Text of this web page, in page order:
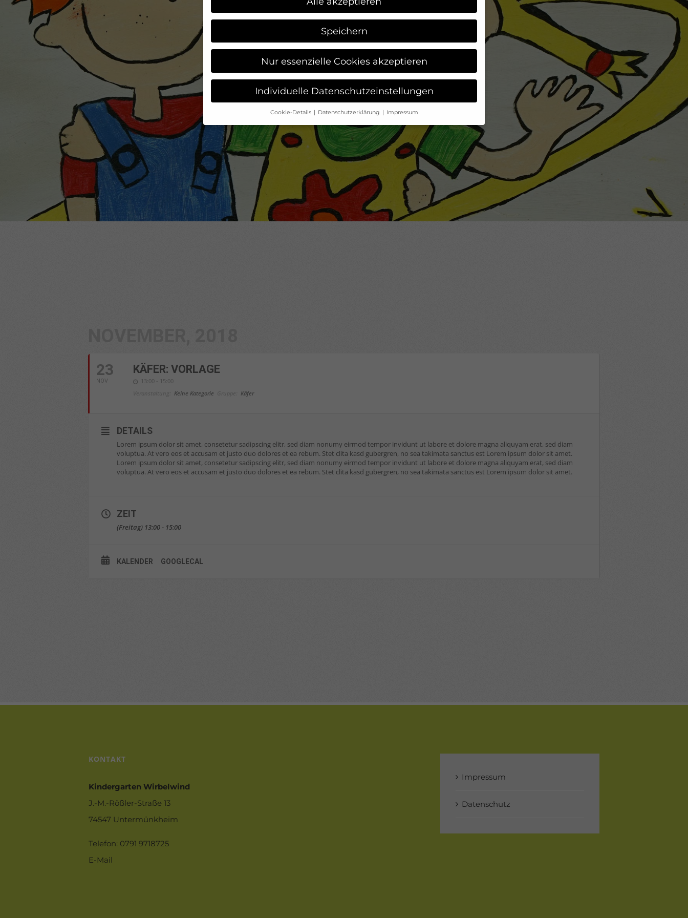
23
NOV
KÄFER: VORLAGE
13:00 - 15:00
Keine Kategorie Käfer
DETAILS
Lorem ipsum dolor sit amet, consetetur sadipscing elitr, sed diam nonumy eirmod tempor invidunt ut labore et dolore magna aliquyam erat, sed diam
voluptua. At vero eos et accusam et justo duo dolores et ea rebum. Stet clita kasd gubergren, no sea takimata sanctus est Lorem ipsum dolor sit amet.
Lorem ipsum dolor sit amet, consetetur sadipscing elitr, sed diam nonumy eirmod tempor invidunt ut labore et dolore magna aliquyam erat, sed diam
voluptua. At vero eos et accusam et justo duo dolores et ea rebum. Stet clita kasd gubergren, no sea takimata sanctus est Lorem ipsum dolor sit amet.
ZEIT
(Freitag) 13:00 - 15:00
KALENDER GOOGLECAL
KONTAKT
Kindergarten Wirbelwind
J.-M.-Rößler-Straße 13
74547 Untermünkheim
Telefon: 0791 9718725
E-Mail
Impressum
Datenschutz
Speichern
Nur essenzielle Cookies akzeptieren
Individuelle Datenschutzeinstellungen
Cookie-Details Datenschutzerklärung Impressum
Datenschutzeinstellungen
Wenn Sie unter 16 Jahre alt sind und Ihre Zustimmung zu freiwilligen
Diensten geben möchten, müssen Sie Ihre Erziehungsberechtigten um
Erlaubnis bitten.
Wir verwenden Cookies und andere Technologien auf unserer Website.
Einige von ihnen sind essenziell, während andere uns helfen, diese Website
und Ihre Erfahrung zu verbessern. Personenbezogene Daten können
verarbeitet werden (z. B. IP-Adressen), z. B. für personalisierte Anzeigen
und Inhalte oder Anzeigen- und Inhaltsmessung. Weitere Informationen
einwandfreie Funktion der Website erforderlich.